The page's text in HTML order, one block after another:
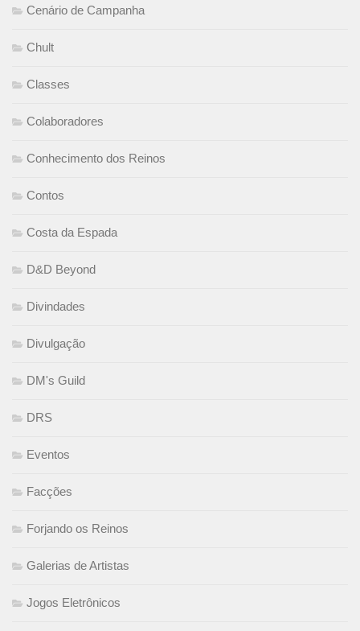
Cenário de Campanha
Chult
Classes
Colaboradores
Conhecimento dos Reinos
Contos
Costa da Espada
D&D Beyond
Divindades
Divulgação
DM's Guild
DRS
Eventos
Facções
Forjando os Reinos
Galerias de Artistas
Jogos Eletrônicos